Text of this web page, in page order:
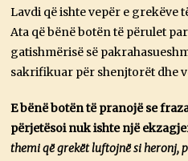
Lavdi që ishte vepër e grekëve
Ata që bënë botën të përulet
gatishmërisë së
sakrifikuar për shenjtorët dhe
E bënë botën të pranojë se
përjetësoi nuk ishte një
themi që grekët luftojnë si heronj,